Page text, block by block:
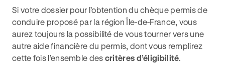
Si votre dossier pour l’obtention du chèque permis de
conduire proposé par la région Île-de-France, vous
aurez toujours la possibilité de vous tourner vers une
autre aide financière du permis, dont vous remplirez
cette fois l’ensemble des critères d’éligibilité.